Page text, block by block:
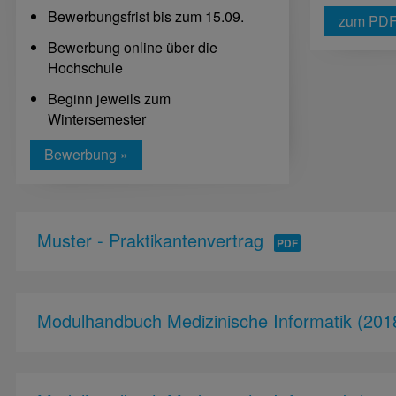
Bewerbungsfrist bis zum 15.09.
Bewerbung online über die
Hochschule
Beginn jeweils zum
Wintersemester
Bewerbung »
zum
Muster - Praktikantenvertrag
Modulhandbuch Medizinische Informatik